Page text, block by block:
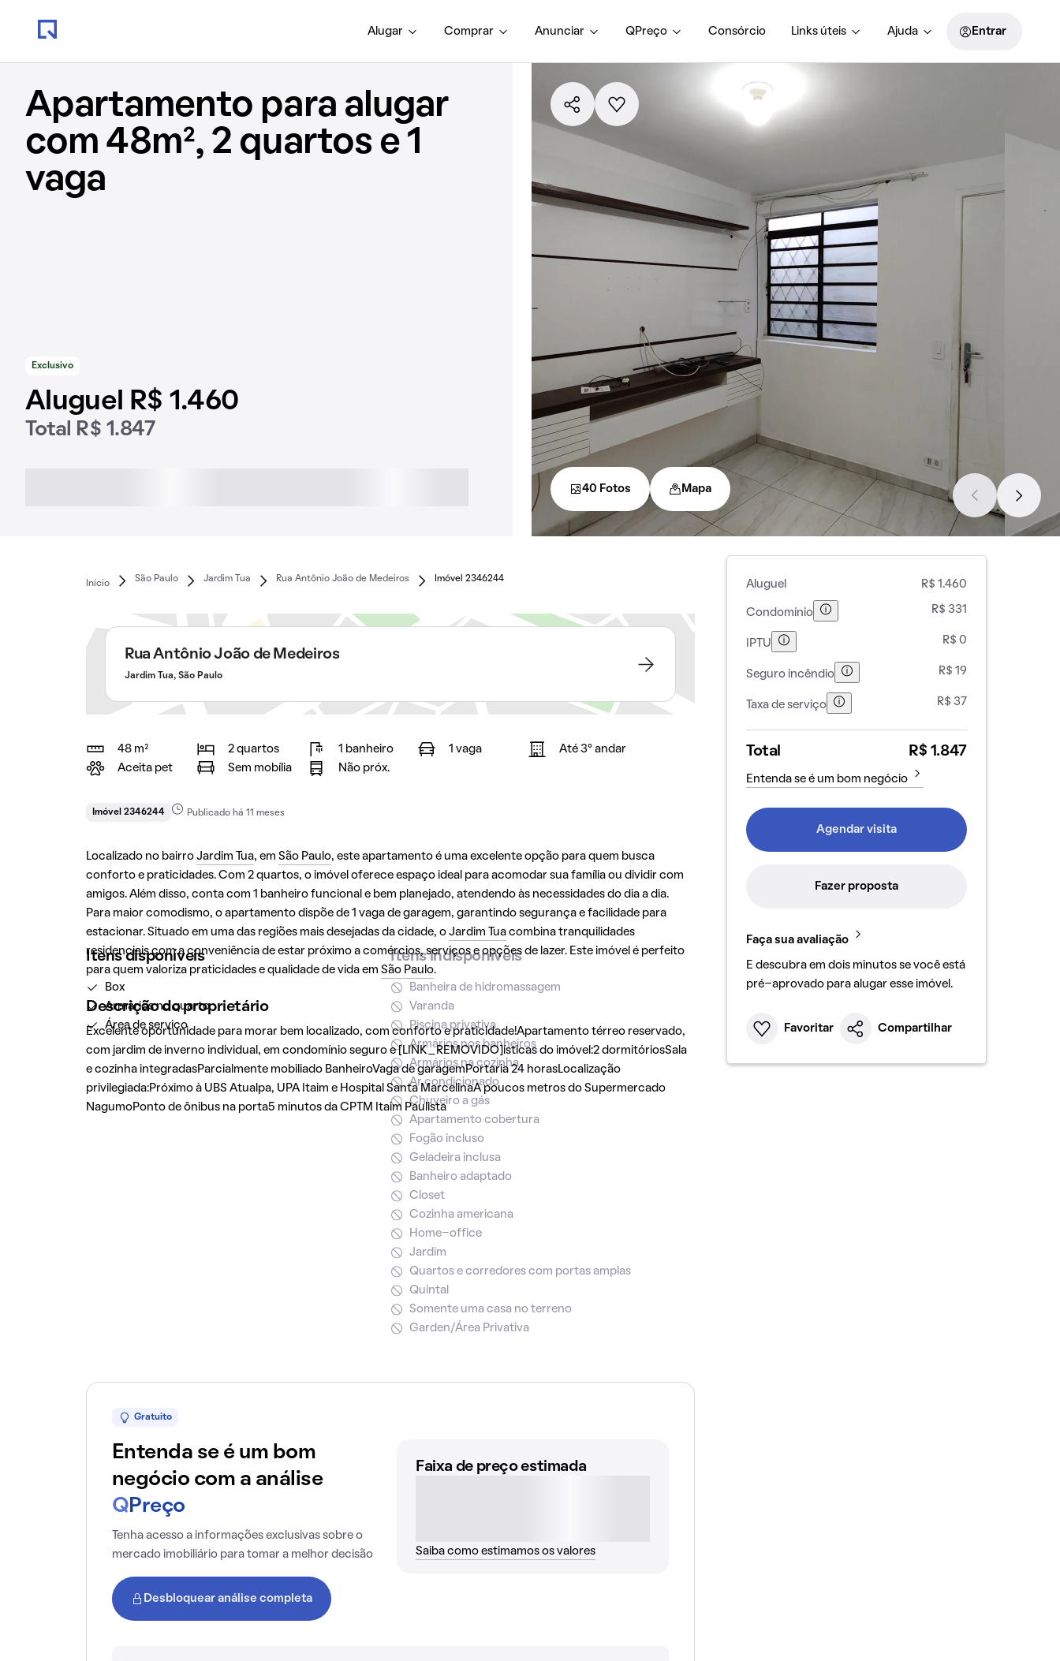
Alugar Comprar Anunciar QPreço Consórcio Links úteis Ajuda Entrar
Apartamento para alugar
com 48m², 2 quartos e 1
vaga
Exclusivo
Aluguel R$ 1.460
Total R$ 1.847
40 Fotos Mapa
Início
São Paulo Jardim Tua Rua Antônio João de Medeiros Imóvel 2346244
Rua Antônio João de Medeiros
Jardim Tua, São Paulo
48 m² 2 quartos 1 banheiro 1 vaga
Até 3° andar
Aceita pet
Sem mobília Não próx.
Imóvel 2346244 Publicado há 11 meses
Localizado no bairro Jardim Tua, em São Paulo, este apartamento é uma excelente opção para quem busca
conforto e praticidades. Com 2 quartos, o imóvel oferece espaço ideal para acomodar sua família ou dividir com
amigos. Além disso, conta com 1 banheiro funcional e bem planejado, atendendo às necessidades do dia a dia.
Para maior comodismo, o apartamento dispõe de 1 vaga de garagem, garantindo segurança e facilidade para
estacionar. Situado em uma das regiões mais desejadas da cidade, o Jardim Tuacombina tranquilidades
residenciais com a conveniência de estar próximo a comércios, serviços e opções de lazer. Este imóvel é perfeito
para quem valoriza praticidades e qualidade de vida em São Paulo.
Descrição do proprietário
Excelente oportunidade para morar bem localizado, com conforto e praticidade!Apartamento térreo reservado,
com jardim de inverno individual, em condomínio seguro e [LINK_REMOVIDO]ísticas do imóvel:2 dormitóriosSala
e cozinha integradasParcialmente mobiliado BanheiroVaga de garagemPortaria 24 horasLocalização
privilegiada:Próximo à UBS Atualpa, UPA Itaim e Hospital Santa MarcelinaA poucos metros do Supermercado
NagumoPonto de ônibus na porta5 minutos da CPTM Itaim Paulista
Itens disponíveis
Box
Armários no quarto
Área de serviço
Itens indisponíveis
Banheira de hidromassagem
Varanda
Piscina privativa
Armários nos banheiros
Armários na cozinha
Ar condicionado
Chuveiro a gás
Apartamento cobertura
Fogão incluso
Geladeira inclusa
Banheiro adaptado
Closet
Cozinha americana
Home-office
Jardim
Quartos e corredores com portas amplas
Quintal
Somente uma casa no terreno
Garden/Área Privativa
Gratuito
Entenda se é um bom
negócio com a análise
Q Preço
Tenha acesso a informações exclusivas sobre o
mercado imobiliário para tomar a melhor decisão
Desbloquear análise completa
Faixa de preço estimada
Saiba como estimamos os valores
Aluguel R$ 1.460
Condomínio R$ 331
IPTU R$ 0
Seguro incêndio R$ 19
Taxa de serviço R$ 37
Total R$ 1.847
Entenda se é um bom negócio
Agendar visita
Fazer proposta
Faça sua avaliação
E descubra em dois minutos se você está
pré-aprovado para alugar esse imóvel.
Favoritar Compartilhar